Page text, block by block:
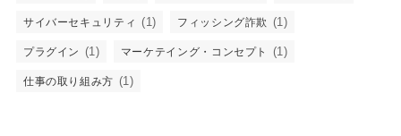
サイバーセキュリティ (1) フィッシング詐欺 (1)
プラグイン (1) マーケテイング・コンセプト (1)
仕事の取り組み方 (1)